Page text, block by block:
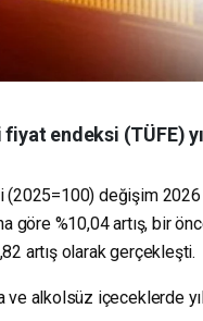
endeksi (TÜFE)
(2025=100) değişim 2026
göre %10,04 artış, bir
artış olarak gerçekleşti.
ve alkolsüz içeceklerde